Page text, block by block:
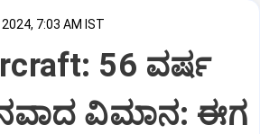
7:03 AM IST
56 ವರ್ಷ
ವಿಮಾನ: ಈಗ